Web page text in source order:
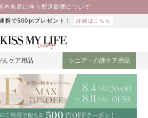
本地震に伴う配送影響について
携で500ptプレゼント！ 詳細はこちら
んケア用品 シニア・介護ケア用品